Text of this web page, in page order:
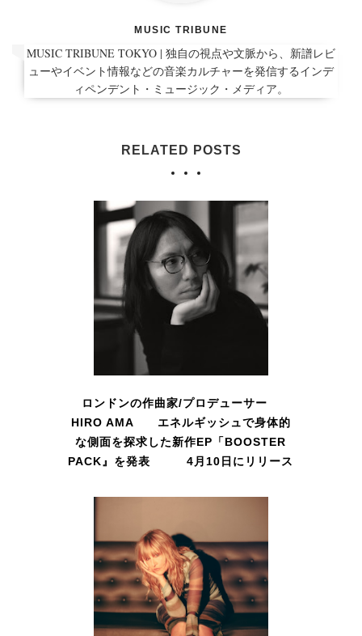
MUSIC TRIBUNE
MUSIC TRIBUNE TOKYO | 独自の視点や文脈から、新譜レビ
ューやイベント情報などの音楽カルチャーを発信するインデ
ィペンデント・ミュージック・メディア。
RELATED POSTS
ロンドンの作曲家/プロデューサー
HIRO AMA エネルギッシュで身体的
な側面を探求した新作EP「BOOSTER
PACK』を発表 4月10日にリリース